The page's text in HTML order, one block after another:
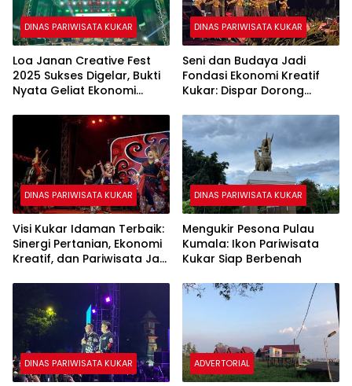
DINAS PARIWISATA KUKAR
Loa Janan Creative Fest
2025 Sukses Digelar, Bukti
Nyata Geliat Ekonomi
DINAS PARIWISATA KUKAR
Seni dan Budaya Jadi
Fondasi Ekonomi Kreatif
Kukar: Dispar Dorong
Komunitas Lokal
DINAS PARIWISATA KUKAR
Visi Kukar Idaman Terbaik:
Sinergi Pertanian, Ekonomi
Kreatif, dan Pariwisata Jadi
DINAS PARIWISATA KUKAR
Mengukir Pesona Pulau
Kumala: Ikon Pariwisata
Kukar Siap Berbenah
DINAS PARIWISATA KUKAR ADVERTORIAL